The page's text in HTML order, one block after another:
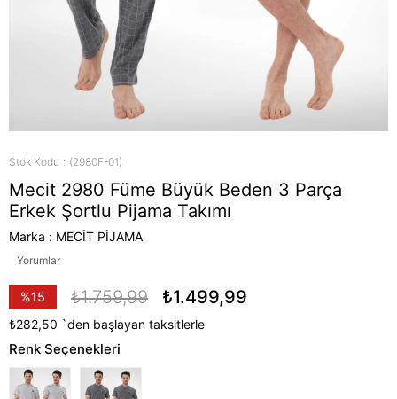
Stok Kodu (2980F-01)
Mecit 2980 Füme Büyük Beden 3 Parça
Erkek Şortlu Pijama Takımı
Marka : MECİT PİJAMA
Yorumlar
%15
İndirim
₺1.759,99 ₺1.499,99
₺282,50 `den başlayan taksitlerle
Renk Seçenekleri